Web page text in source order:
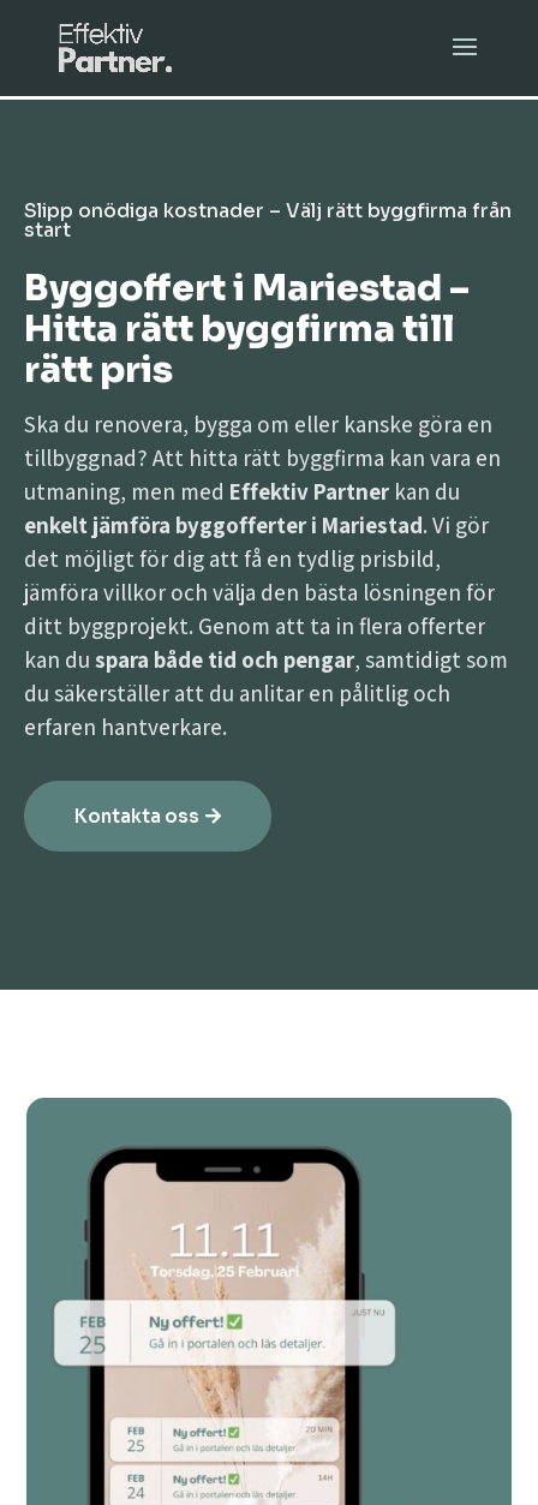
Slipp onödiga kostnader – Välj rätt byggfirma från
start
Byggoffert i Mariestad –
Hitta rätt byggfirma till
rätt pris
Ska du renovera, bygga om eller kanske göra en
tillbyggnad? Att hitta rätt byggfirma kan vara en
utmaning, men med Effektiv Partner kan du
enkelt jämföra byggofferter i Mariestad. Vi gör
det möjligt för dig att få en tydlig prisbild,
jämföra villkor och välja den bästa lösningen för
ditt byggprojekt. Genom att ta in flera offerter
kan du spara både tid och pengar, samtidigt som
du säkerställer att du anlitar en pålitlig och
erfaren hantverkare.
Kontakta oss